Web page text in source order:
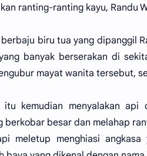
ranting-ranting kayu, Randu
berbaju biru tua yang dipanggil
banyak berserakan di
mayat wanita tersebut,
itu kemudian menyalakan
berkobar besar dan melahap
meletup menghiasi angkasa